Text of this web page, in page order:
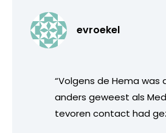
evroekel
“Volgens de Hema was
anders geweest als
tevoren contact had